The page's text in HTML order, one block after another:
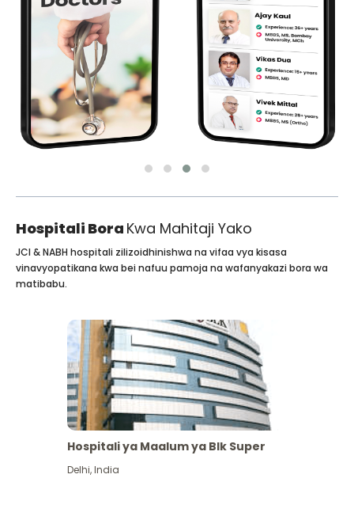
Hospitali Bora Kwa Mahitaji Yako
JCI & NABH hospitali zilizoidhinishwa na vifaa vya kisasa
vinavyopatikana kwa bei nafuu pamoja na wafanyakazi bora wa
matibabu.
Hospitali ya Maalum ya Blk Super
Delhi,India